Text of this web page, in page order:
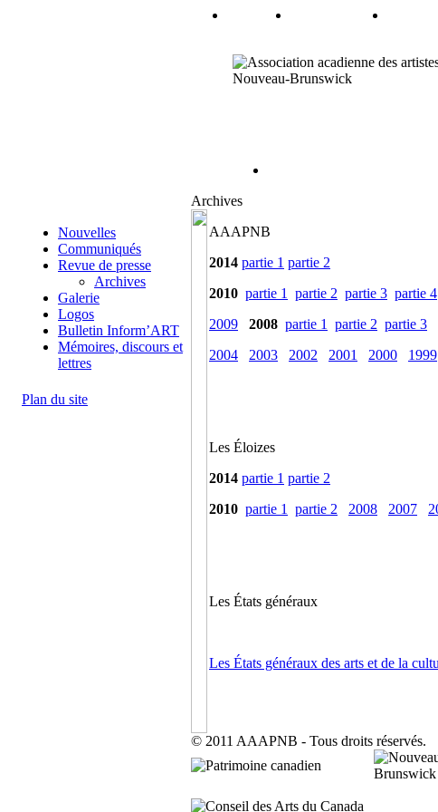
Nouvelles
Communiqués
Revue de presse
Archives
Galerie
Logos
Bulletin Inform’ART
Mémoires, discours et
lettres
Plan du site
Archives
AAAPNB
2014 partie 1 partie 2
2010 partie 1 partie 2 partie 3 partie 4
2009
2008 partie 1 partie 2 partie 3
2004
2003 2002 2001 2000 1999
Les Éloizes
2014 partie 1 partie 2
2010 partie 1 partie 2 2008 2007
Les États généraux
Les États généraux des arts et de la
© 2011 AAAPNB - Tous droits réservés.